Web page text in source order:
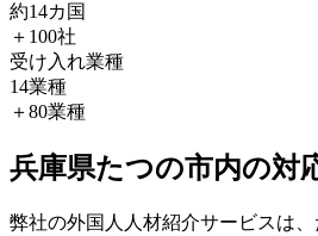
約14カ国
＋100社
受け入れ業種
14業種
＋80業種
兵庫県たつの市内の対
弊社の外国人人材紹介サービスは